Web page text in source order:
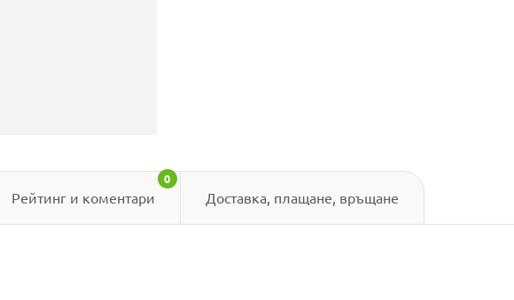
Рейтинг и коментари
0
Доставка, плащане, връщане